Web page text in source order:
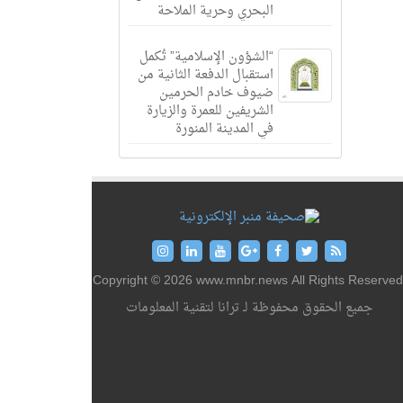
البحري وحرية الملاحة
“الشؤون الإسلامية” تُكمل
استقبال الدفعة الثانية من
ضيوف خادم الحرمين
الشريفين للعمرة والزيارة
في المدينة المنورة
Copyright © 2026 www.mnbr.news All Rights
جميع الحقوق محفوظة لـ ترانا لتقنية المعلومات